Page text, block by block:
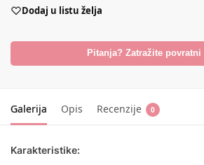
Dodaj u listu želja
Pitanja? Zatražite povratni
Galerija Opis Recenzije 0
Karakteristike: